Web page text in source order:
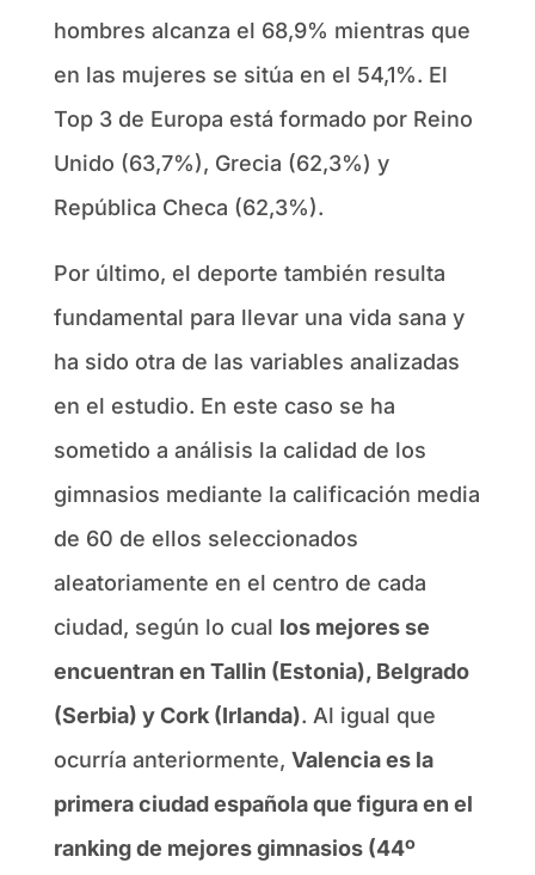
hombres alcanza el 68,9% mientras que
en las mujeres se sitúa en el 54,1%. El
Top 3 de Europa está formado por Reino
Unido (63,7%), Grecia (62,3%) y
República Checa (62,3%).
Por último, el deporte también resulta
fundamental para llevar una vida sana y
ha sido otra de las variables analizadas
en el estudio. En este caso se ha
sometido a análisis la calidad de los
gimnasios mediante la calificación media
de 60 de ellos seleccionados
aleatoriamente en el centro de cada
ciudad, según lo cual los mejores se
encuentran en Tallin (Estonia), Belgrado
(Serbia) y Cork (Irlanda). Al igual que
ocurría anteriormente, Valencia es la
primera ciudad española que figura en el
ranking de mejores gimnasios (44º